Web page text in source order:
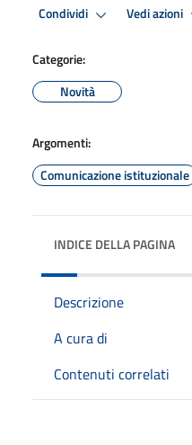
Condividi Vedi azioni
Categorie:
Novità
Argomenti:
Comunicazione istituzionale
INDICE DELLA PAGINA
Descrizione
A cura di
Contenuti correlati